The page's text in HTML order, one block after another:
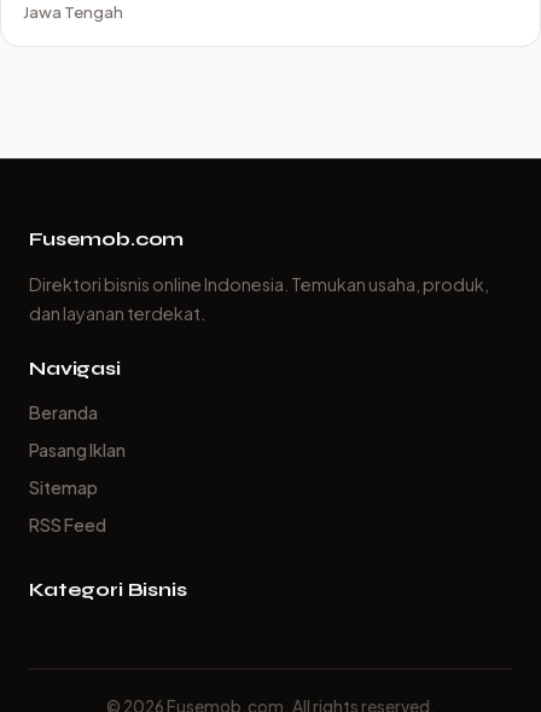
Jawa Tengah
Fusemob.com
Direktori bisnis online Indonesia. Temukan usaha, produk,
dan layanan terdekat.
Navigasi
Beranda
Pasang Iklan
Sitemap
RSS Feed
Kategori Bisnis
© 2026 Fusemob.com. All rights reserved.